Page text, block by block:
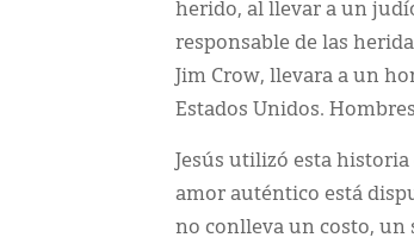
herido, al llevar a un
responsable de las
Jim Crow, llevara a un
Estados Unidos.
Jesús utilizó esta
amor auténtico está
no conlleva un costo, un